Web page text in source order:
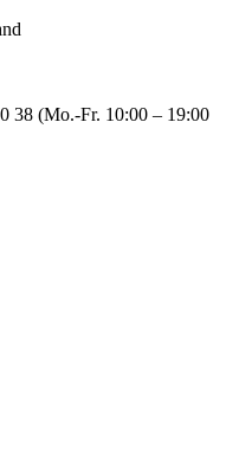
38 (Mo.-Fr. 10:00 – 19:00